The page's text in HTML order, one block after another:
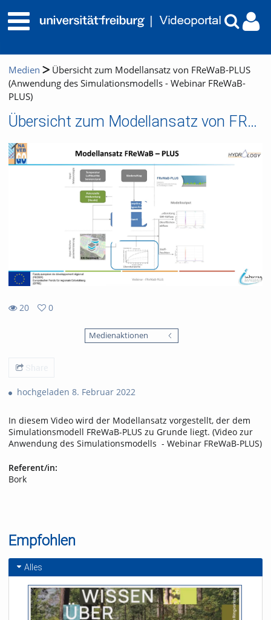
Medien
Übersicht zum Modellansatz von FReWaB-PLUS
(Anwendung des Simulationsmodells - Webinar FReWaB-
PLUS)
Übersicht zum Modellansatz von FReWaB-PLUS (Anwendung des Simulationsmodells - Webinar FReWaB-PLUS)
20
0
Medienaktionen
Share
hochgeladen 8. Februar 2022
In diesem Video wird der Modellansatz vorgestellt, der dem
Simulationsmodell FReWaB-PLUS zu Grunde liegt. (Video zur
Anwendung des Simulationsmodells - Webinar FReWaB-PLUS)
Referent/in:
Bork
Empfohlen
Alles